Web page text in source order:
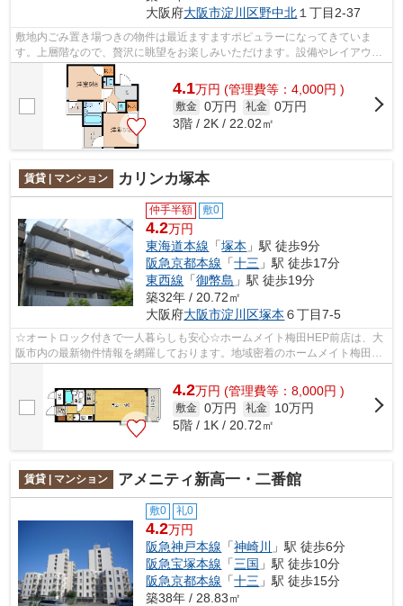
大阪府大阪市淀川区野中北 １丁目2-37
敷地内ごみ置き場つきの物件は最近ますますポピュラーになってきていま
す。上層階なので、贅沢に眺望をお楽しみいただけます。設備やレイアウト
にもこだわりのあるマンション。陽当た...
4.1万円 (管理費等：4,000円 )
敷金 0万円 礼金 0万円
3階 / 2K / 22.02㎡
賃貸 | マンション カリンカ塚本
仲手半額 敷0
4.2万円
東海道本線 「塚本 」駅 徒歩9分
阪急京都本線 「十三 」駅 徒歩17分
東西線 「御幣島 」駅 徒歩19分
築32年 / 20.72㎡
大阪府大阪市淀川区塚本 ６丁目7-5
☆オートロック付きで一人暮らしも安心☆ホームメイト梅田HEP前店は、大
阪市内の最新物件情報を網羅しております。地域密着のホームメイト梅田
4.2万円 (管理費等：8,000円 )
敷金 0万円 礼金
10万円
5階 / 1K / 20.72㎡
賃貸 | マンション アメニティ新高一・二番館
敷0 礼0
4.2万円
阪急神戸本線 「神崎川
」駅 徒歩6分
阪急宝塚本線 「三国 」駅 徒歩10分
阪急京都本線 「十三 」駅 徒歩15分
築38年 / 28.83㎡